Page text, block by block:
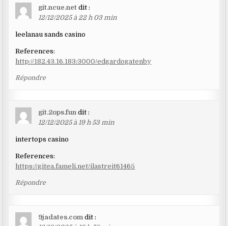
git.ncue.net dit :
12/12/2025 à 22 h 03 min
leelanau sands casino
References:
http://182.43.16.183:3000/edgardogatenby
Répondre
git.2ops.fun dit :
12/12/2025 à 19 h 53 min
intertops casino
References:
https://gitea.fameli.net/ilastreit61465
Répondre
9jadates.com dit :